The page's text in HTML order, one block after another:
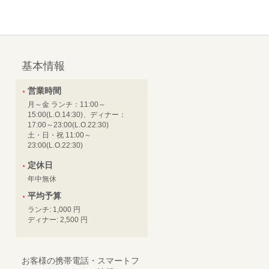
基本情報
営業時間
月～金 ランチ：11:00～
15:00(L.O.14:30)、ディナー：
17:00～23:00(L.O.22:30)
土・日・祝 11:00～
23:00(L.O.22:30)
定休日
年中無休
平均予算
ランチ: 1,000 円
ディナー: 2,500 円
お客様の携帯電話・スマートフ